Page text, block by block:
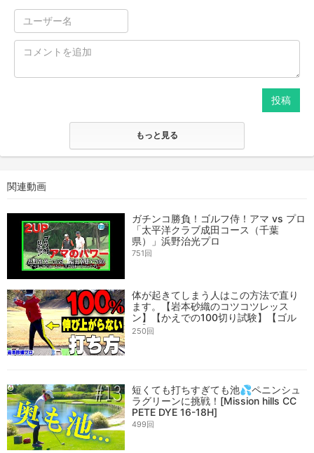
投稿
もっと見る
関連動画
ガチンコ勝負！ゴルフ侍！アマ vs プロ
「太平洋クラブ成田コース（千葉
県）」浜野治光プロ
751回
体が起きてしまう人はこの方法で直り
ます。【岩本砂織のコツコツレッス
ン】【かえでの100切り試験】【ゴル
フ】
250回
短くても打ちすぎても池💦ペニンシュ
ラグリーンに挑戦！[Mission hills CC
PETE DYE 16-18H]
499回